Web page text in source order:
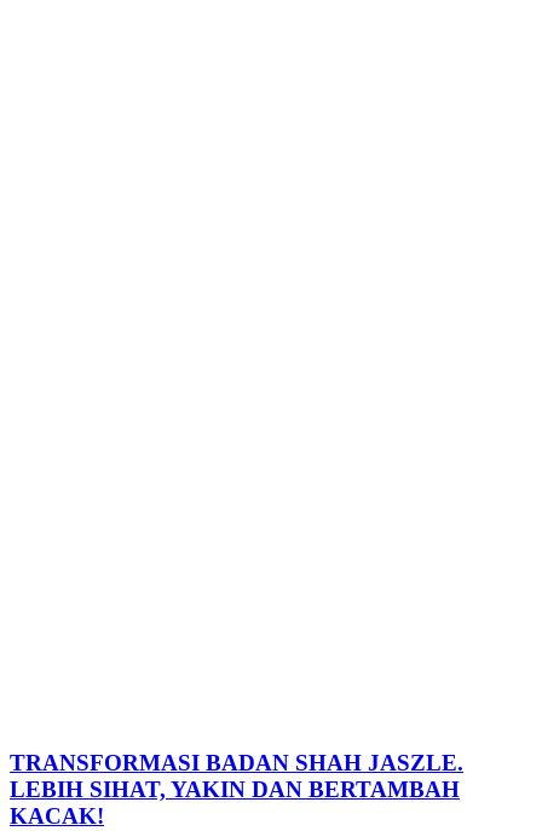
TRANSFORMASI BADAN SHAH JASZLE.
LEBIH SIHAT, YAKIN DAN BERTAMBAH
KACAK!